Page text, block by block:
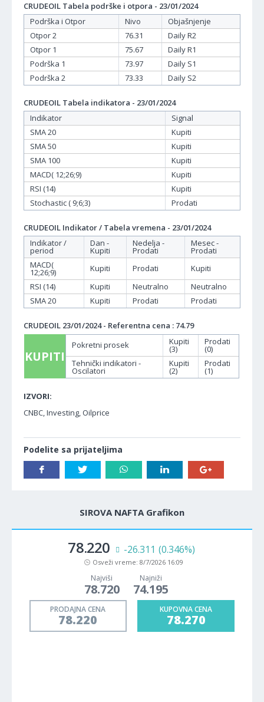
CRUDEOIL Tabela podrške i otpora - 23/01/2024
Podrška i Otpor
Nivo
Objašnjenje
Otpor 2
76.31
Daily R2
Otpor 1
75.67
Daily R1
Podrška 1
73.97
Daily S1
Podrška 2
73.33 Daily S2
CRUDEOIL Tabela indikatora - 23/01/2024
Indikator
Signal
SMA 20
Kupiti
SMA 50
Kupiti
SMA 100
Kupiti
MACD( 12;26;9)
Kupiti
RSI (14)
Kupiti
Stochastic ( 9;6;3)
Prodati
CRUDEOIL Indikator / Tabela vremena - 23/01/2024
Indikator /
period
Dan -
Kupiti
Nedelja -
Prodati
Mesec -
Prodati
MACD(
12;26;9) Kupiti Prodati
Kupiti
RSI (14)
Kupiti Neutralno
Neutralno
SMA 20
Kupiti Prodati Prodati
CRUDEOIL 23/01/2024 - Referentna cena : 74.79
KUPITI
Pokretni prosek Kupiti
(3)
Prodati
(0)
Tehnički indikatori -
Oscilatori
Kupiti
(2)
Prodati
(1)
IZVORI:
CNBC, Investing, Oilprice
Podelite sa prijateljima
SIROVA NAFTA Grafikon
78.220 -26.311 (0.346%)
Osveži vreme: 8/7/2026 16:09
Najviši
78.720
Najniži
74.195
PRODAJNA CENA
78.220
KUPOVNA CENA
78.270